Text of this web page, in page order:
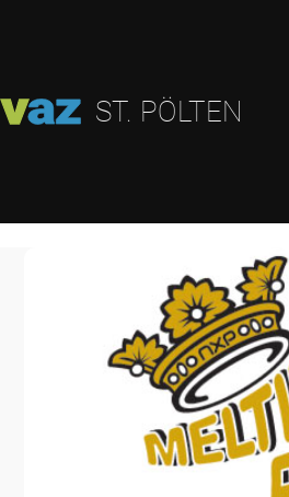
ST. PÖLTEN